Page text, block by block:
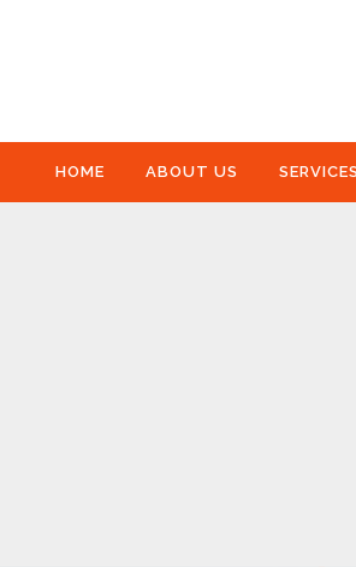
HOME ABOUT US SERVICES